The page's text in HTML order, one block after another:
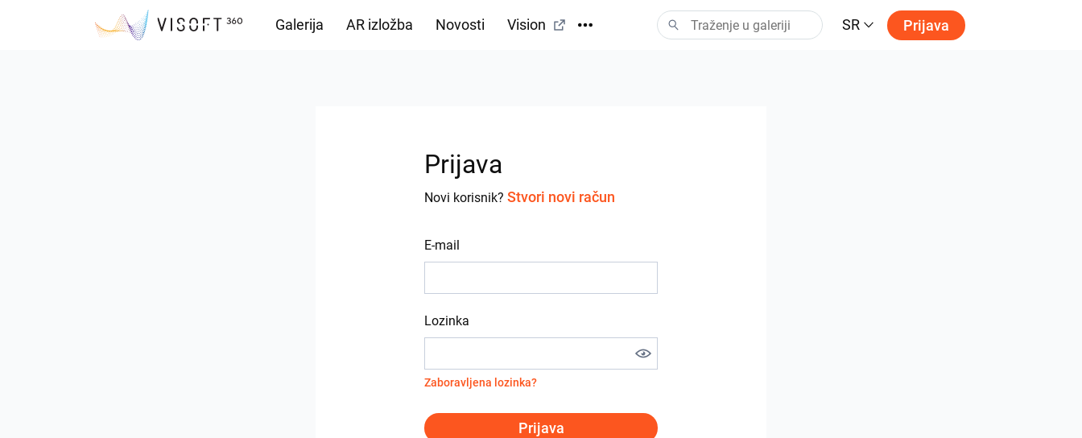
Galerija AR izložba Novosti Vision SR Prijava
Prijava
Novi korisnik? Stvori novi račun
E-mail
Lozinka
Zaboravljena lozinka?
Prijava